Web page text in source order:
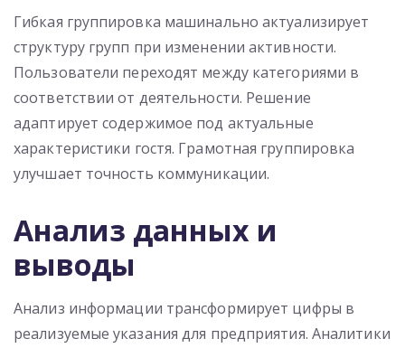
Гибкая группировка машинально актуализирует
структуру групп при изменении активности.
Пользователи переходят между категориями в
соответствии от деятельности. Решение
адаптирует содержимое под актуальные
характеристики гостя. Грамотная группировка
улучшает точность коммуникации.
Анализ данных и
выводы
Анализ информации трансформирует цифры в
реализуемые указания для предприятия. Аналитики